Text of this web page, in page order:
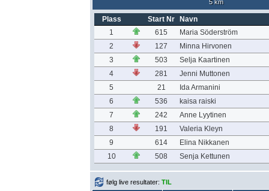
5 km
Plass Start Nr
Navn
1
615
Maria Söderström
2
127
Minna Hirvonen
3
503
Selja Kaartinen
4
281
Jenni Muttonen
5
21
Ida Armanini
6
536
kaisa raiski
7
242
Anne Lyytinen
8
191
Valeria Kleyn
9
614
Elina Nikkanen
10
508 Senja Kettunen
følg live resultater: TIL